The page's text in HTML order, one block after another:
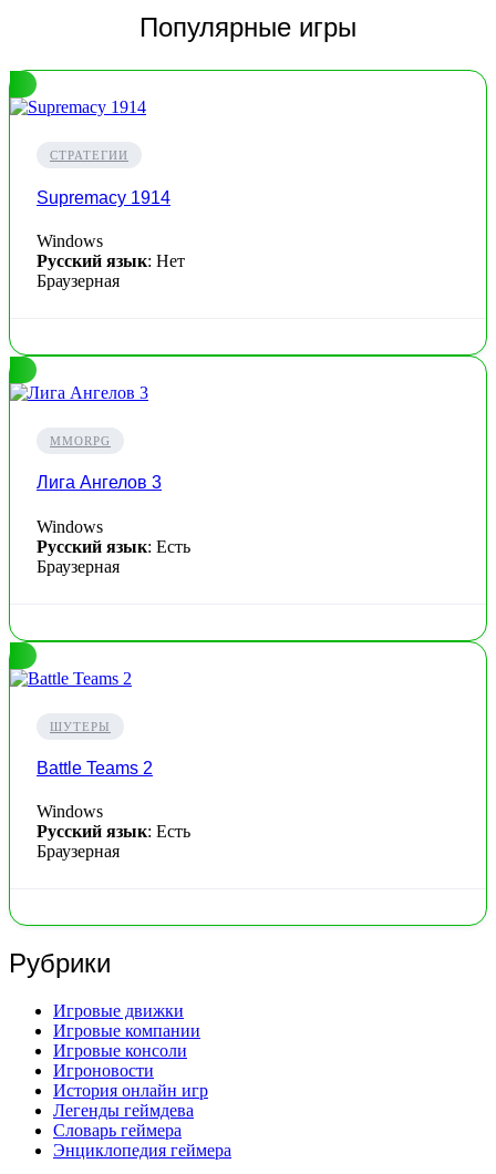
Популярные игры
СТРАТЕГИИ
Supremacy 1914
Windows
Русский язык: Нет
Браузерная
MMORPG
Лига Ангелов 3
Windows
Русский язык: Есть
Браузерная
ШУТЕРЫ
Battle Teams 2
Windows
Русский язык: Есть
Браузерная
Рубрики
Игровые движки
Игровые компании
Игровые консоли
Игроновости
История онлайн игр
Легенды геймдева
Словарь геймера
Энциклопедия геймера